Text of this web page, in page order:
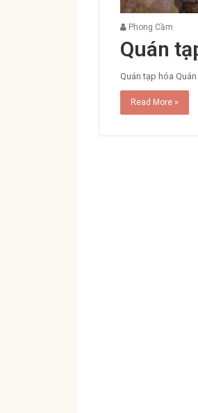
Phong Cầm
Quán
Quán tạp hóa
Read More »